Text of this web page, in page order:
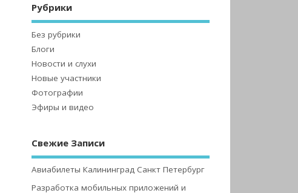
Рубрики
Без рубрики
Блоги
Новости и слухи
Новые участники
Фотографии
Эфиры и видео
Свежие Записи
Авиабилеты Калининград Санкт Петербург
Разработка мобильных приложений и